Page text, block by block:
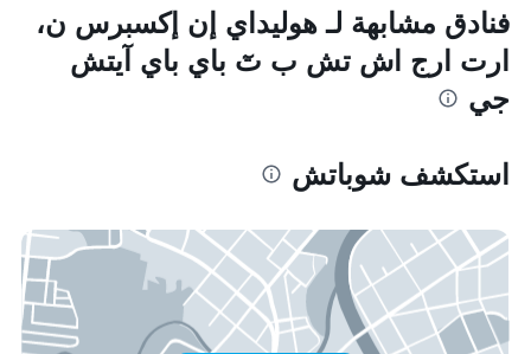
فنادق مشابهة لـ هوليداي إن إكسبرس ن،
ارت ارج اش تش ب تٓ باي باي آيتش
جي
استكشف شوباتش